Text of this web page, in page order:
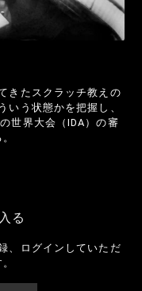
きたスクラッチ教えの
いう状態かを把握し、
世界大会（IDA）の審
る
、ログインしていただ